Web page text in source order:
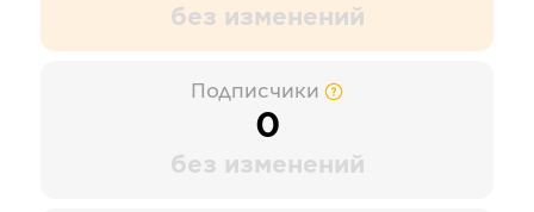
без изменений
Подписчики
0
без изменений